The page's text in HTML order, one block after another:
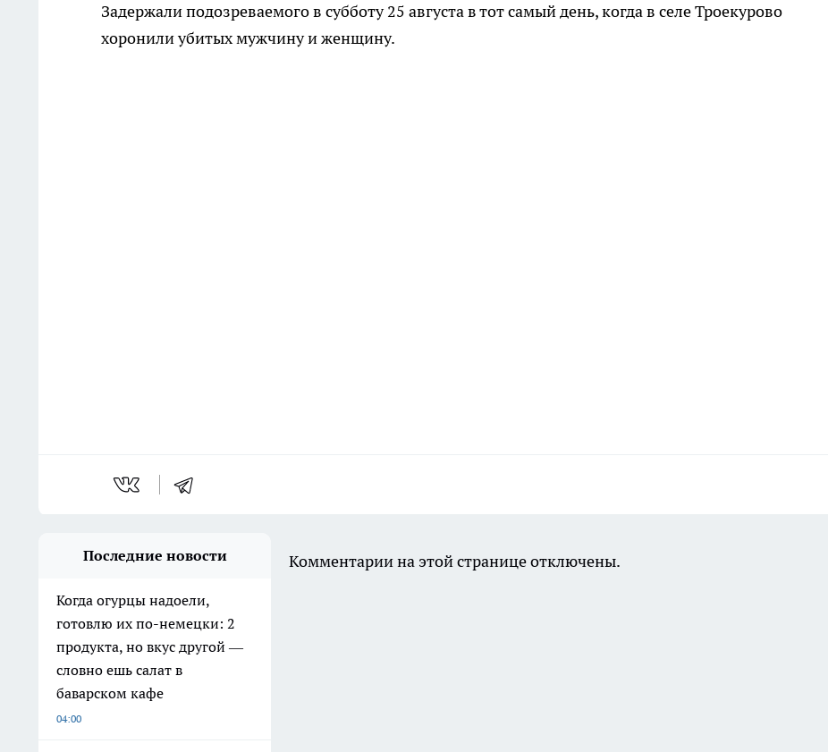
Задержали подозреваемого в субботу 25 августа в тот самый день, когда в селе Троекурово
хоронили убитых мужчину и женщину.
Последние новости
Когда огурцы надоели,
готовлю их по-немецки: 2
продукта, но вкус другой —
словно ешь салат в
баварском кафе
04:00
Комментарии на этой странице отключены.